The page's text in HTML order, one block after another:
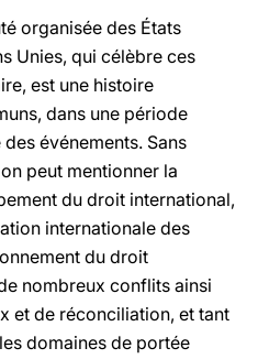
organisée des États
Unies, qui célèbre ces
est une histoire
dans une période
événements. Sans
peut mentionner la
du droit international,
internationale des
du droit
nombreux conflits ainsi
et de réconciliation, et tant
domaines de portée